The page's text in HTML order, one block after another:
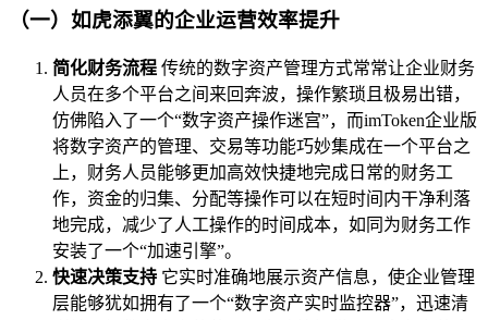
（一）如虎添翼的企业运营效率提升
简化财务流程 传统的数字资产管理方式常常让企业财务
人员在多个平台之间来回奔波，操作繁琐且极易出错，
仿佛陷入了一个“数字资产操作迷宫”，而imToken企业版
将数字资产的管理、交易等功能巧妙集成在一个平台之
上，财务人员能够更加高效快捷地完成日常的财务工
作，资金的归集、分配等操作可以在短时间内干净利落
地完成，减少了人工操作的时间成本，如同为财务工作
安装了一个“加速引擎”。
快速决策支持 它实时准确地展示资产信息，使企业管理
层能够犹如拥有了一个“数字资产实时监控器”，迅速清